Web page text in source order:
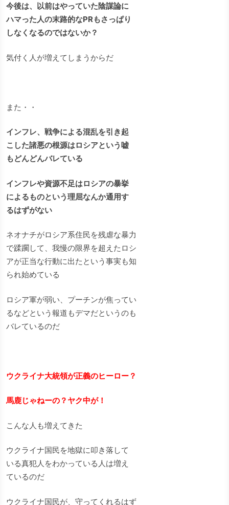
今後は、以前はやっていた陰謀論に
ハマった人の末路的なPRもさっぱり
しなくなるのではないか？
気付く人が増えてしまうからだ
また・・
インフレ、戦争による混乱を引き起
こした諸悪の根源はロシアという嘘
もどんどんバレている
インフレや資源不足はロシアの暴挙
によるものという理屈なんか通用す
るはずがない
ネオナチがロシア系住民を残虐な暴力
で蹂躙して、我慢の限界を超えたロシ
アが正当な行動に出たという事実も知
られ始めている
ロシア軍が弱い、プーチンが焦ってい
るなどという報道もデマだというのも
バレているのだ
ウクライナ大統領が正義のヒーロー？
馬鹿じゃねーの？ヤク中が！
こんな人も増えてきた
ウクライナ国民を地獄に叩き落して
いる真犯人をわかっている人は増え
ているのだ
ウクライナ国民が、守ってくれるはず